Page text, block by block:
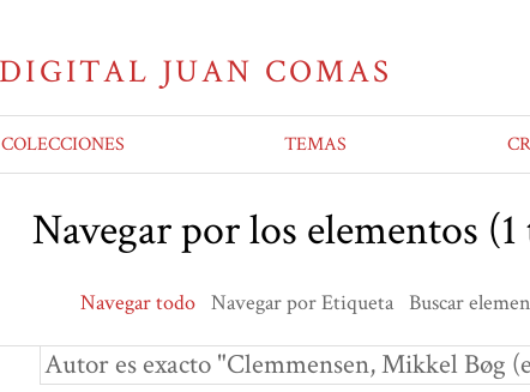
COLECCIONES TEMAS
Navegar por los elementos
Navegar todo Navegar por Etiqueta Buscar
Autor es exacto "Clemmensen, Mikkel Bøg